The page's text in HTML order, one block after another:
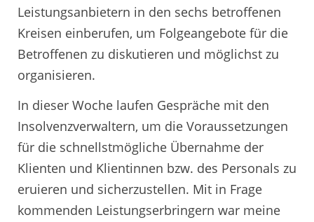
Leistungsanbietern in den sechs betroffenen
Kreisen einberufen, um Folgeangebote für die
Betroffenen zu diskutieren und möglichst zu
organisieren.
In dieser Woche laufen Gespräche mit den
Insolvenzverwaltern, um die Voraussetzungen
für die schnellstmögliche Übernahme der
Klienten und Klientinnen bzw. des Personals zu
eruieren und sicherzustellen. Mit in Frage
kommenden Leistungserbringern war meine